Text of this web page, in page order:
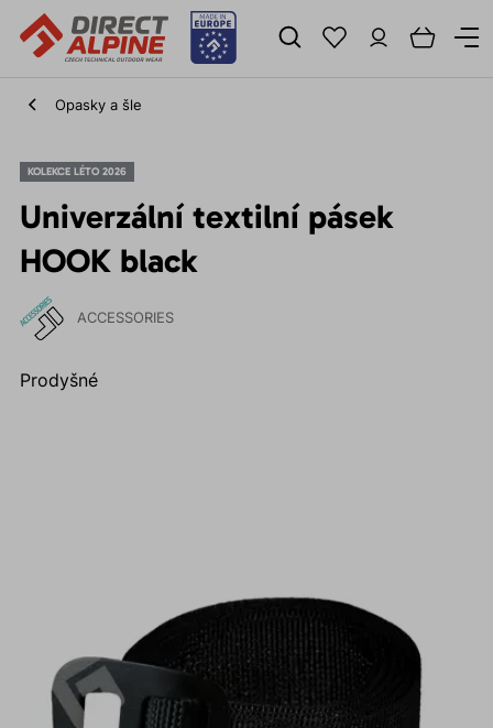
Opasky a šle
KOLEKCE LÉTO 2026
Univerzální textilní pásek
HOOK black
ACCESSORIES
Prodyšné